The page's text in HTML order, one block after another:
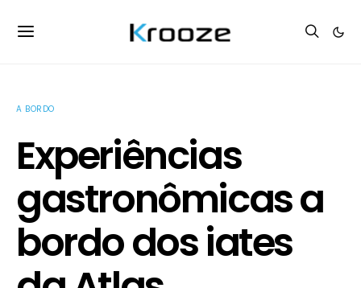
A BORDO
Experiências
gastronômicas a
bordo dos iates